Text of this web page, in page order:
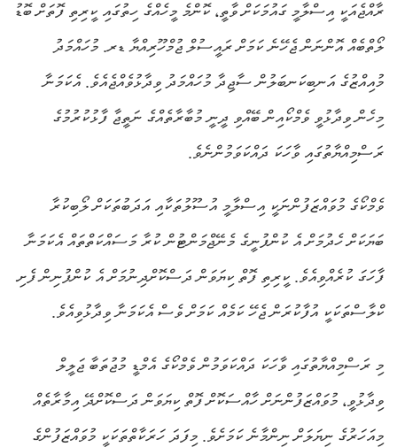
ރާއްޖެއަކީ އިސްލާމީ ގައުމަކަށް ވާތީ، ކޮންމެ މީހެއްގެ ހިތުގައި ކީރިތި ފޮތަށް ބޮޑު
ލޯތްބެއް އޮންނަން ޖެހޭނެ ކަމަށް ރައީސުލް ޖުމްހޫރިއްޔާ ޑރ. މުހައްމަދު
މުއިއްޒުގެ އަނބިކަނބަލުން ސާޖިދާ މުހައްމަދު ވިދާޅުވެއްޖެއެވެ. އެކަމަނާ
މިހެން ވިދާޅުވީ ވެމްކޯއިން ބޭއްވި ދީނީ މުބާރާތެއްގެ ނަތީޖާ ފާޅުކުރުމުގެ
ރަސްމިއްޔާތުގައި ވާހަކަ ދައްކަވަމުންނެވެ.
ވެމްކޯގެ މުވައްޒަފުންނަކީ އިސްލާމީ އުސޫލުތަކާއި އަދަބުތަކަށް ލޯބިކުރާ
ބަޔަކަށް ހެދުމަށް އެ ކުންފުނީގެ މެނޭޖްމަންޓުން ކުރާ މަސައްކަތްތައް އެކަމަނާ
ފާހަގަ ކުރެއްވިއެވެ. ކީރިތި ފޮތް ކިޔަވަން ދަސްކޮށްދިނުމަށް އެ ކުންފުނިން ފެށި
ކްލާސްތަކަކީ އުފާކުރަން ޖެހޭ ކަމެއް ކަމަށް ވެސް އެކަމަނާ ވިދާޅުވިއެވެ.
މި ރަސްމިއްޔާތުގައި ވާހަކަ ދައްކަވަމުން ވެމްކޯގެ އެމްޑީ މުޖުތަބާ ޖަލީލް
ވިދާޅުވީ، މުވައްޒަފުންނަށް ހާއްސަކޮށް ފޮތް ކިޔަވަން ދަސްކޮށްދޭ އިމާރާތެއް
މިއަހަރުގެ ނިޔަލަށް ނިންމާނެ ކަމަށެވެ. މިފަދަ ހަރަކާތްތަކަކީ މުވައްޒަފުންގެ